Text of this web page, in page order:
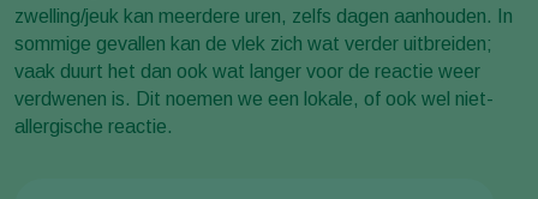
zwelling/jeuk kan meerdere uren, zelfs dagen aanhouden. In
sommige gevallen kan de vlek zich wat verder uitbreiden;
vaak duurt het dan ook wat langer voor de reactie weer
verdwenen is. Dit noemen we een lokale, of ook wel niet-
allergische reactie.